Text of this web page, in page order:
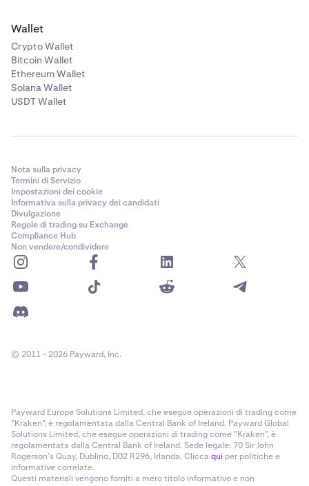
Wallet
Crypto Wallet
Bitcoin Wallet
Ethereum Wallet
Solana Wallet
USDT Wallet
Nota sulla privacy
Termini di Servizio
Impostazioni dei cookie
Informativa sulla privacy dei candidati
Divulgazione
Regole di trading su Exchange
Compliance Hub
Non vendere/condividere
© 2011 - 2026 Payward, Inc.
Payward Europe Solutions Limited, che esegue operazioni di trading come
"Kraken", è regolamentata dalla Central Bank of Ireland. Payward Global
Solutions Limited, che esegue operazioni di trading come "Kraken", è
regolamentata dalla Central Bank of Ireland. Sede legale: 70 Sir John
Rogerson’s Quay, Dublino, D02 R296, Irlanda. Cliccaqui per politiche e
informative correlate.
Questi materiali vengono forniti a mero titolo informativo e non